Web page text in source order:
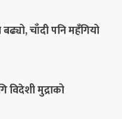
चाँदी पनि महँगियो
मुद्राको